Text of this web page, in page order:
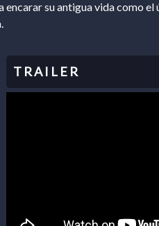
encarar su antigua vida como el